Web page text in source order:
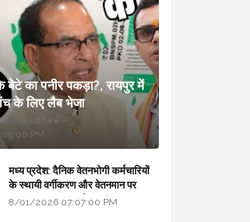
बेटे का पनीर पकड़ा?, रायपुर में
के लिए लैब भेजा
Awasthee
PM
मध्य प्रदेश: दैनिक वेतनभोगी कर्मचारियों
के स्थायी वर्गीकरण और वेतनमान पर
सरकार का बड़ा स्पष्टीकरण
8/01/2026 07:07:00 PM